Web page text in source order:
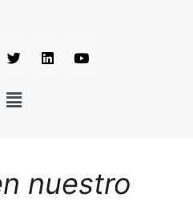
nuestro